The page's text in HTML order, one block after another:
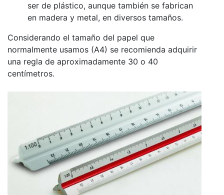
ser de plástico, aunque también se fabrican
en madera y metal, en diversos tamaños.
Considerando el tamaño del papel que
normalmente usamos (A4) se recomienda adquirir
una regla de aproximadamente 30 o 40
centímetros.